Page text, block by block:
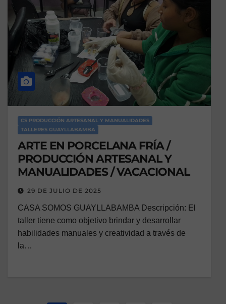
CS PRODUCCIÓN ARTESANAL Y MANUALIDADES
TALLERES GUAYLLABAMBA
ARTE EN PORCELANA FRÍA /
PRODUCCIÓN ARTESANAL Y
MANUALIDADES / VACACIONAL
29 DE JULIO DE 2025
CASA SOMOS GUAYLLABAMBA Descripción: El
taller tiene como objetivo brindar y desarrollar
habilidades manuales y creatividad a través de
la…